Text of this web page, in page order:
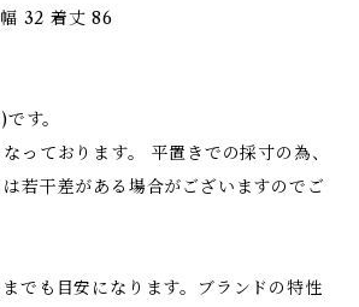
32 着丈 86
す。
っております。 平置きでの採寸の為、
若干差がある場合がございますのでご
までも目安になります。ブランドの特性